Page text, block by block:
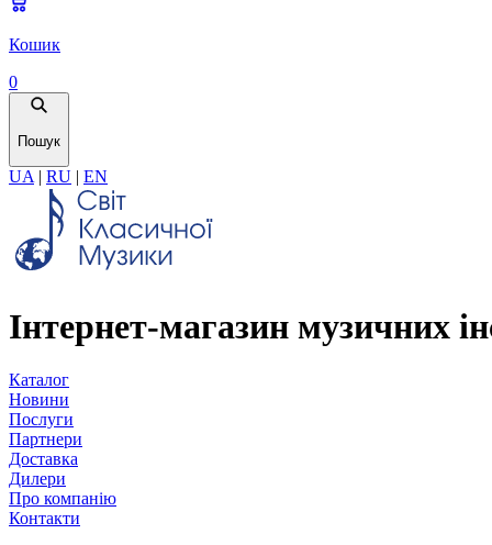
Кошик
0
Пошук
UA | RU | EN
Інтернет-магазин музичних
Каталог
Новини
Послуги
Партнери
Доставка
Дилери
Про компанію
Контакти